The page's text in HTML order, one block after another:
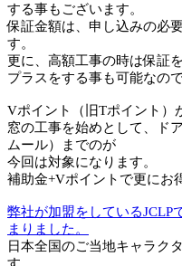
する事もございます。
保証金額は、申し込みの必
す。
更に、高額工事の時は保証
プラスをする事も可能なの
Vポイント（旧Tポイント）
窓の工事を始めとして、ド
ムール）までのが
今回は対象になります。
補助金+Vポイントで更にお
弊社が加盟をしているJCLP
まりました。
日本全国のご当地キャラク
す。